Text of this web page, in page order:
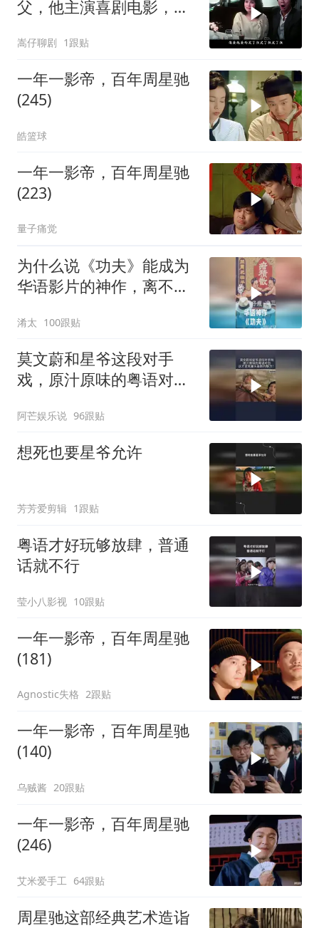
父，他主演喜剧电影，承
嵩仔聊剧 1跟贴
一年一影帝，百年周星驰
(245)
皓篮球
一年一影帝，百年周星驰
(223)
量子痛觉
为什么说《功夫》能成为
华语影片的神作，离不开
淆太 100跟贴
莫文蔚和星爷这段对手
戏，原汁原味的粤语对
魅力！
阿芒娱乐说 96跟贴
想死也要星爷允许
芳芳爱剪辑 1跟贴
粤语才好玩够放肆，普通
话就不行
莹小八影视 10跟贴
一年一影帝，百年周星驰
(181)
Agnostic失格 2跟贴
一年一影帝，百年周星驰
(140)
乌贼酱 20跟贴
一年一影帝，百年周星驰
(246)
艾米爱手工 64跟贴
周星驰这部经典艺术造诣